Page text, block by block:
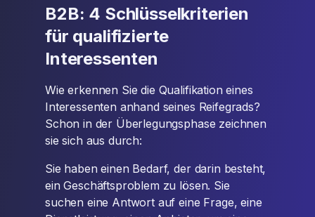
B2B: 4 Schlüsselkriterien
für qualifizierte
Interessenten
Wie erkennen Sie die Qualifikation eines
Interessenten anhand seines Reifegrads?
Schon in der Überlegungsphase zeichnen
sie sich aus durch:
Sie haben einen Bedarf, der darin besteht,
ein Geschäftsproblem zu lösen. Sie
suchen eine Antwort auf eine Frage, eine